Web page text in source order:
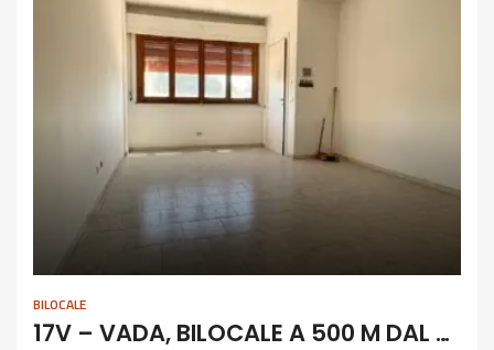
BILOCALE
17V – VADA, BILOCALE A 500 M DAL MARE